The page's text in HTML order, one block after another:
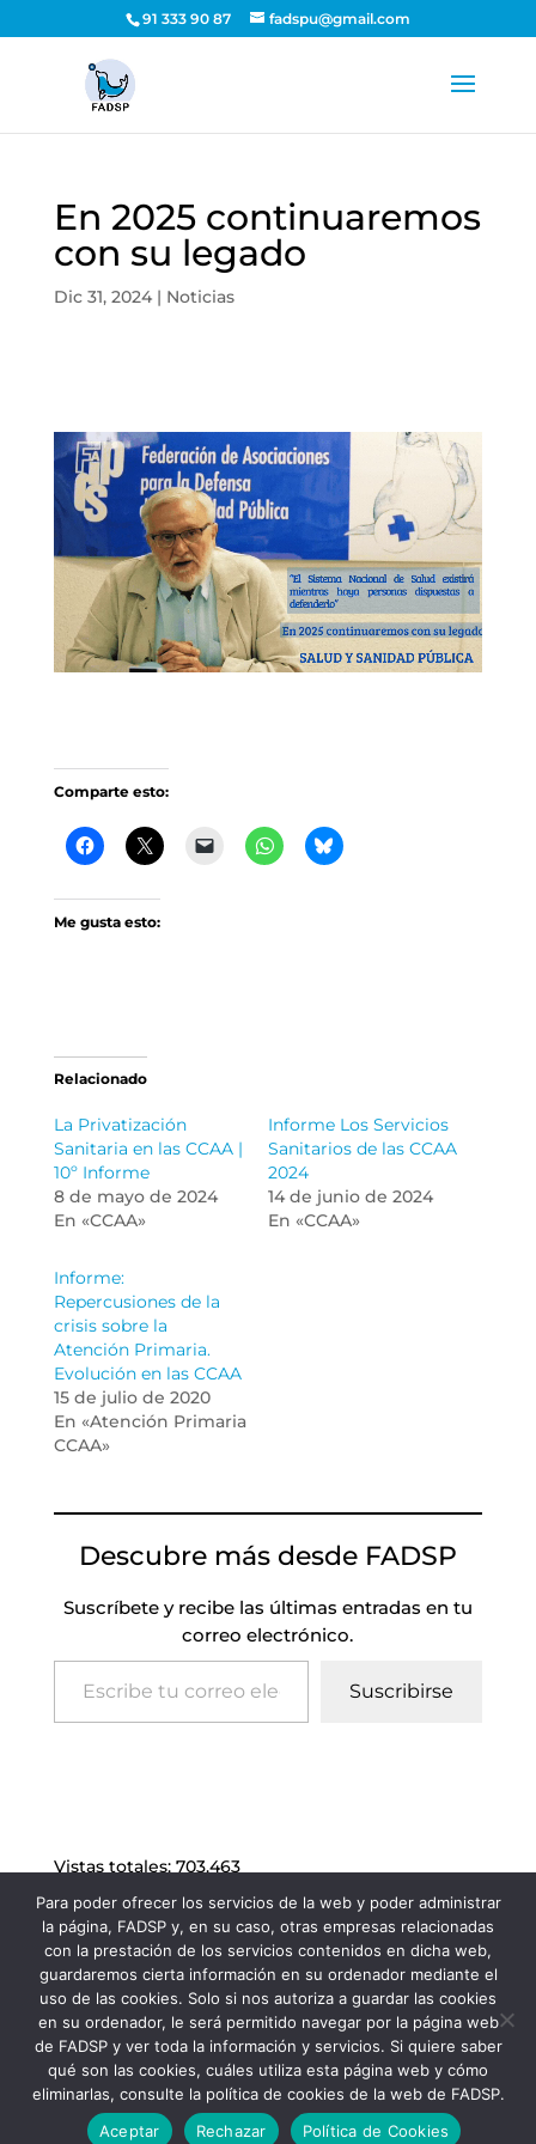
91 333 90 87 fadspu@gmail.com
En 2025 continuaremos
con su legado
Dic 31, 2024| Noticias
Comparte esto:
Me gusta esto:
Relacionado
La Privatización
Sanitaria en las CCAA |
10º Informe
8 de mayo de 2024
En «CCAA»
Informe Los Servicios
Sanitarios de las CCAA
2024
14 de junio de 2024
En «CCAA»
Informe:
Repercusiones de la
crisis sobre la
Atención Primaria.
Evolución en las CCAA
15 de julio de 2020
En «Atención Primaria
CCAA»
Descubre más desde FADSP
Suscríbete y recibe las últimas entradas en tu
correo electrónico.
Escribe tu correo electrónico…
Suscribirse
Vistas totales: 703.463
FADSP · 2023 |Aviso legal|Política de
Privacidad|Política de Cookies
Para poder ofrecer los servicios de la web y poder administrar
la página, FADSP y, en su caso, otras empresas relacionadas
con la prestación de los servicios contenidos en dicha web,
guardaremos cierta información en su ordenador mediante el
uso de las cookies. Solo si nos autoriza a guardar las cookies
en su ordenador, le será permitido navegar por la página web
de FADSP y ver toda la información y servicios. Si quiere saber
qué son las cookies, cuáles utiliza esta página web y cómo
eliminarlas, consulte la política de cookies de la web de FADSP.
Aceptar
Rechazar Política de Cookies